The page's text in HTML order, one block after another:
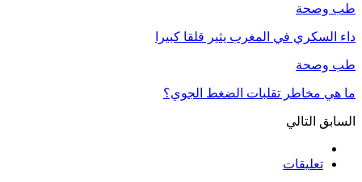
طب وصحة
داء السكري في المغرب يثير قلقا كبيرا
طب وصحة
ما هي مخاطر تقلبات الضغط الجوي؟
السابق التالي
تعليقات